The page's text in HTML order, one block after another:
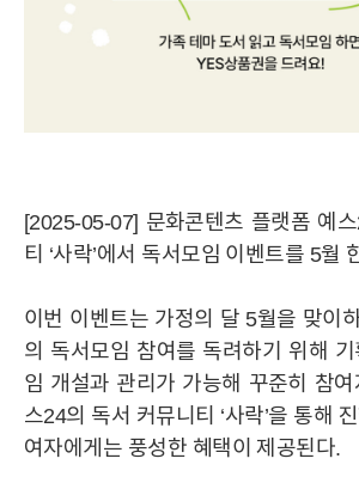
[2025-05-07] 문화콘텐츠 플랫폼 예
티 ‘사락’에서 독서모임 이벤트를 5월
이번 이벤트는 가정의 달 5월을 맞이
의 독서모임 참여를 독려하기 위해
임 개설과 관리가 가능해 꾸준히 참여
스24의 독서 커뮤니티 ‘사락’을 통해
여자에게는 풍성한 혜택이 제공된다.